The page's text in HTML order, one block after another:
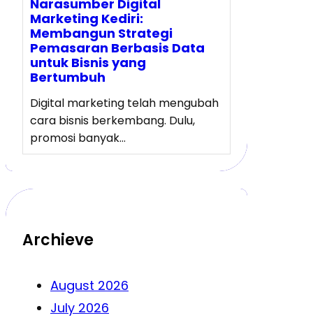
Narasumber Digital
Marketing Kediri:
Membangun Strategi
Pemasaran Berbasis Data
untuk Bisnis yang
Bertumbuh
Digital marketing telah mengubah
cara bisnis berkembang. Dulu,
promosi banyak…
Archieve
August 2026
July 2026